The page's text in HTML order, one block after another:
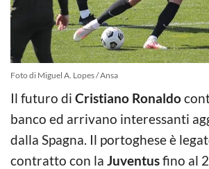
Foto di Miguel A. Lopes / Ansa
Il futuro di Cristiano Ronaldo
banco ed arrivano interessanti
dalla Spagna. Il portoghese è
contratto con la Juventusfino al